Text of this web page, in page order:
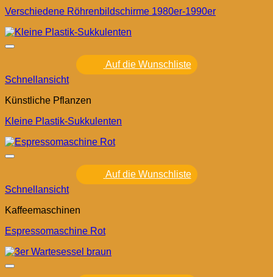
Verschiedene Röhrenbildschirme 1980er-1990er
Auf die Wunschliste
Schnellansicht
Künstliche Pflanzen
Kleine Plastik-Sukkulenten
Auf die Wunschliste
Schnellansicht
Kaffeemaschinen
Espressomaschine Rot